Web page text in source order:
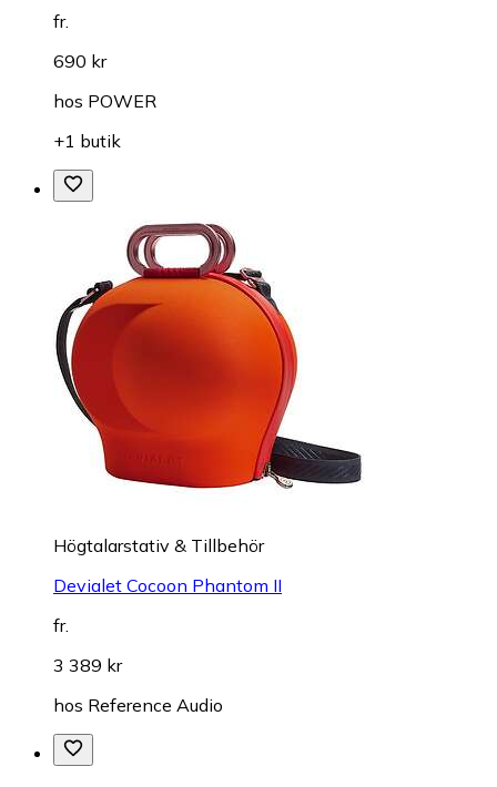
fr.
690 kr
hos POWER
+1 butik
Högtalarstativ & Tillbehör
Devialet Cocoon Phantom II
fr.
3 389 kr
hos Reference Audio